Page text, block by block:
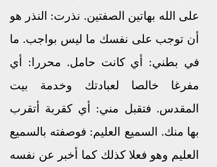
على الله بهاتين الصفتين. نذرت: النذر هو
أن توجب على نفسك ما ليس بواجب. ما
في بطني: أي كانت حامل. محررا: أي
مفرغا خالصا لعبادتك وخدمة بيت
المقدس. فتقبل مني: أي كقربة أتقرب
بها منك. السميع العليم: فوصفته بالسميع
العليم وهو فعلا كذلك كما أخبر عن نفسه